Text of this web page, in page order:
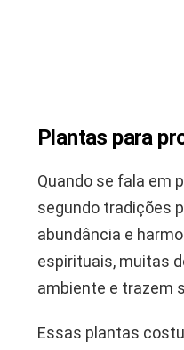
Plantas para
Quando se fala em
segundo tradições
abundância e
espirituais, muitas
ambiente e trazem
Essas plantas